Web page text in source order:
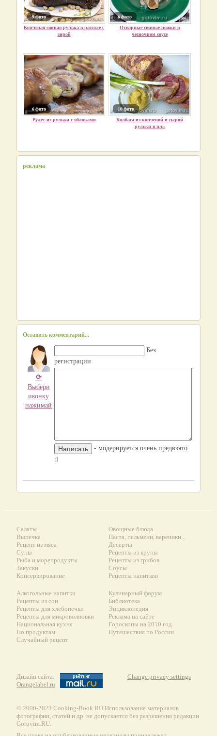
9 фото
Копченая свиная рулька в рассоле с
зирой
6 фото
Отварные свиные ножки в
чесночном соусе
6 фото
Рулет из рульки с яблоками
10 фото
Колбаса из копченой и сырой
рульки в пла
реклама
Оставить комментарий...
⟳
Выбери
иконку
нажимай
Без
регистрации
- модерируется очень предвзято
:)
Салаты
Выпечка
Рецепт из мяса
Супы
Рыба и морепродукты
Закуски
Консервирование
Овощные блюда
Паста, пельмени, вареники...
Десерты
Рецепты из крупы
Рецепты из грибов
Соусы
Рецепты напитков
Алкогольные напитки
Рецепты из сои
Рецепты для хлебопечки
Рецепты для микроволновки
Национальная кухня
По продуктам
Случайный рецепт
Кулинарный форум
Библиотека
Энциклопедия
Реклама на сайте
Гороскопы на 2010 год
Путешествия по России
Дизайн сайта:
Orangelabel.ru
Change privacy settings
© 2000-2023 Сooking-Book.RU Использование материалов
фотографии, статей и др. не допускается без разрешения редакции
Gotovim.RU.